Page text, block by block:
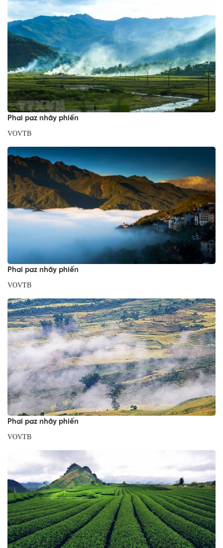
Phai paz nhây phiến
VOVTB
Phai paz nhây phiến
VOVTB
Phai paz nhây phiến
VOVTB